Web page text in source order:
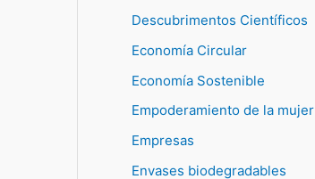
Descubrimentos Científicos
Economía Circular
Economía Sostenible
Empoderamiento de la mujer
Empresas
Envases biodegradables